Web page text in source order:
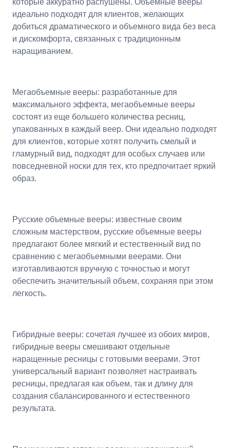
которые аккуратно распушены. Объемные вееры
идеально подходят для клиентов, желающих
добиться драматического и объемного вида без веса
и дискомфорта, связанных с традиционным
наращиванием.
Мегаобъемные вееры: разработанные для
максимального эффекта, мегаобъемные вееры
состоят из еще большего количества ресниц,
упакованных в каждый веер. Они идеально подходят
для клиентов, которые хотят получить смелый и
гламурный вид, подходят для особых случаев или
повседневной носки для тех, кто предпочитает яркий
образ.
Русские объемные вееры: известные своим
сложным мастерством, русские объемные вееры
предлагают более мягкий и естественный вид по
сравнению с мегаобъемными веерами. Они
изготавливаются вручную с точностью и могут
обеспечить значительный объем, сохраняя при этом
легкость.
Гибридные вееры: сочетая лучшее из обоих миров,
гибридные вееры смешивают отдельные
наращенные ресницы с готовыми веерами. Этот
универсальный вариант позволяет настраивать
ресницы, предлагая как объем, так и длину для
создания сбалансированного и естественного
результата.